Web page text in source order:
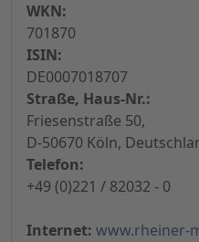
WKN:
701870
ISIN:
DE0007018707
Straße, Haus-Nr.:
Friesenstraße 50,
D-50670 Köln,
Telefon:
+49 (0)221 / 82032 - 0
Internet: www.rheiner-